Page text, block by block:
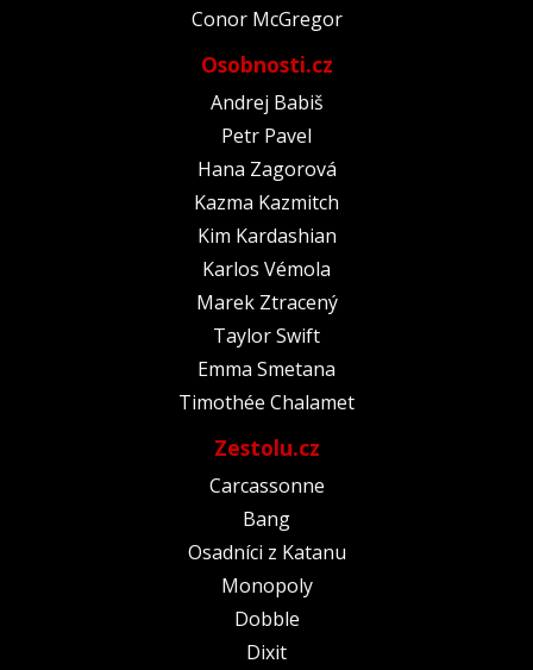
Conor McGregor
Osobnosti.cz
Andrej Babiš
Petr Pavel
Hana Zagorová
Kazma Kazmitch
Kim Kardashian
Karlos Vémola
Marek Ztracený
Taylor Swift
Emma Smetana
Timothée Chalamet
Zestolu.cz
Carcassonne
Bang
Osadníci z Katanu
Monopoly
Dobble
Dixit